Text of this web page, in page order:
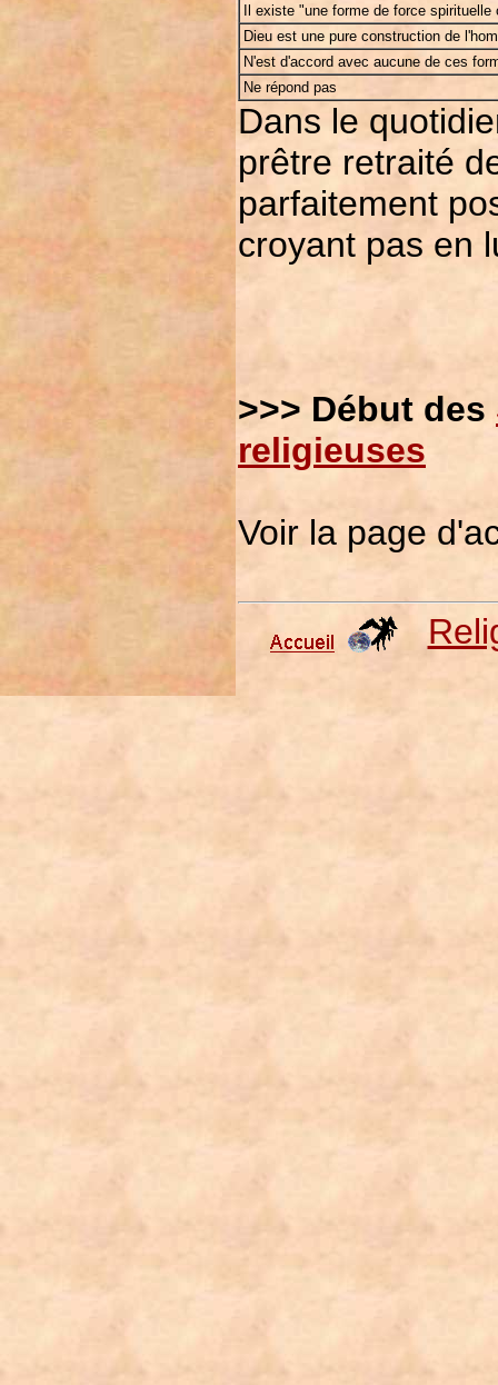
Il existe "une forme de force spirituelle
Dieu est une pure construction de
N'est d'accord avec aucune de ces
Ne répond pas
Dans le
prêtre retraité
parfaitement
croyant pas en
>>> Début des
religieuses
Voir la page